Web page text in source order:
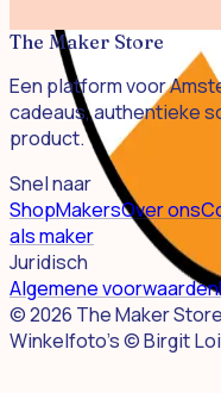
€ 8,50
The Maker Store
Een platform voor
cadeaus, authentieke
product.
Snel naar
ShopMakersOver ons
als maker
Juridisch
Algemene voorwaarden
©2026 The Maker Store
Winkelfoto's © Birgit